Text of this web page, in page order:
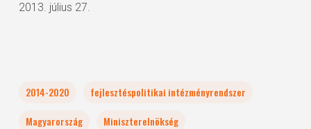
2013. július 27.
2014-2020
fejlesztéspolitikai intézményrendszer
Magyarország
Miniszterelnökség